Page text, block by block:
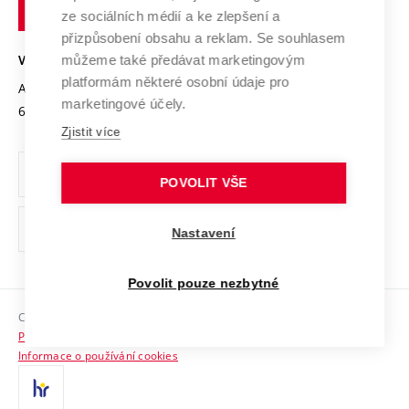
Open Science
Projekty
Projekty ze strukturálních fondů
Specifický výzkum
Mezinárodní dohody
Univerzitní sítě
Podnikavá univerzita / ContriBUTe
Bezpečná univerzita
Vyznamenání
Organizační struktura
Ochrana osobních údajů
odkaz)
Sociální bezpečí
HR Award
Kontakty
technické
VYSOKÉ UČENÍ TECHNICKÉ V BRNĚ
Antonínská 548/1
602 00 Brno
www.vut.cz
vut@vutbr.cz
Copyright © 2026 VUT
Prohlášení o přístupnosti
Informace o používání cookies
ze sociálních médií a ke zlepšení a
přizpůsobení obsahu a reklam. Se souhlasem
můžeme také předávat marketingovým
platformám některé osobní údaje pro
marketingové účely.
Zjistit více
POVOLIT VŠE
Nastavení
Povolit pouze nezbytné